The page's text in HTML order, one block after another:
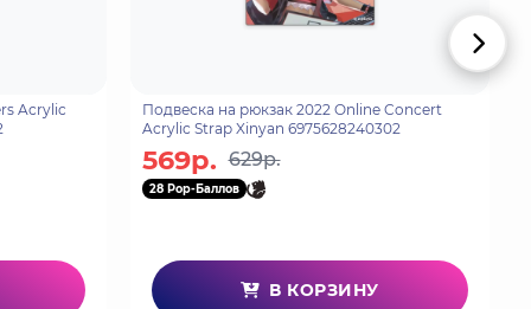
Acrylic
Подвеска на рюкзак 2022 Online Concert
Acrylic Strap Xinyan 6975628240302
569р. 629р.
28 Pop-Баллов
В КОРЗИНУ